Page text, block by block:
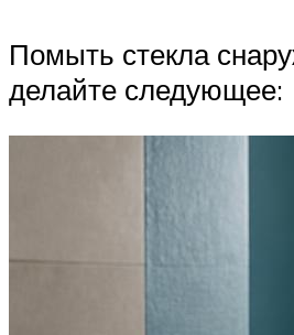
Помыть стекла
делайте следующее: